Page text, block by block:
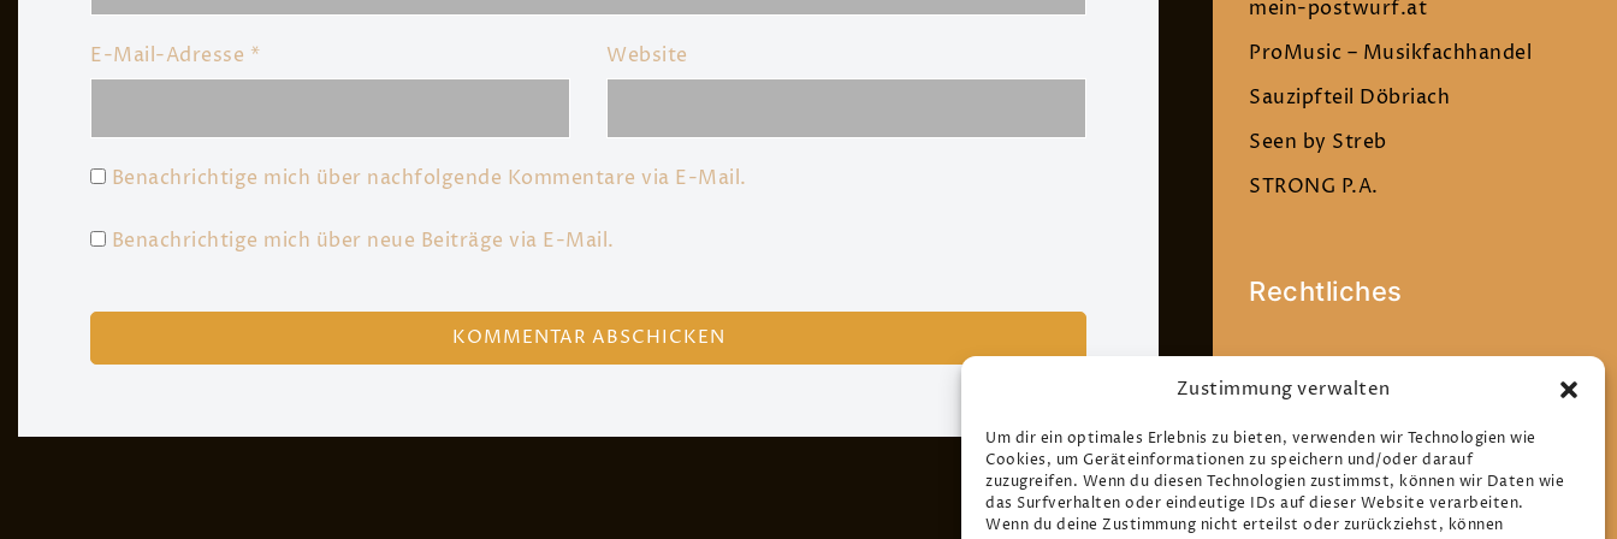
Zustimmung verwalten
Um dir ein optimales Erlebnis zu bieten, verwenden wir Technologien wie
Cookies, um Geräteinformationen zu speichern und/oder darauf
zuzugreifen. Wenn du diesen Technologien zustimmst, können wir Daten wie
das Surfverhalten oder eindeutige IDs auf dieser Website verarbeiten.
Wenn du deine Zustimmung nicht erteilst oder zurückziehst, können
E-Mail-Adresse * Website
Benachrichtige mich über nachfolgende Kommentare via E-Mail.
Benachrichtige mich über neue Beiträge via E-Mail.
mein-postwurf.at
ProMusic – Musikfachhandel
Sauzipfteil Döbriach
Seen by Streb
STRONG P.A.
Rechtliches
Cookie-Richtlinie (EU)